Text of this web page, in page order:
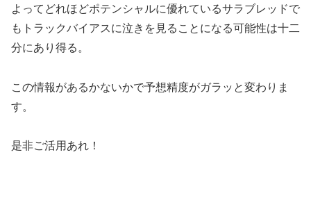
よってどれほどポテンシャルに優れているサラブレッドで
もトラックバイアスに泣きを見ることになる可能性は十二
分にあり得る。
この情報があるかないかで予想精度がガラッと変わりま
す。
是非ご活用あれ！